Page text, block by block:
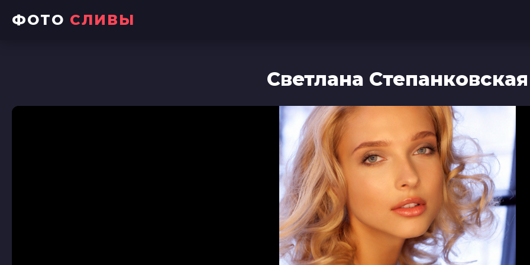
ФОТО СЛИВЫ
Светлана Степанковская